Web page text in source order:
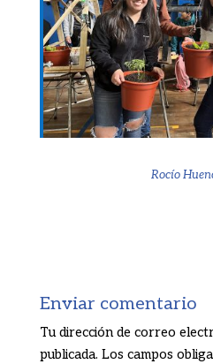
Rocío
Enviar comentario
Tu dirección de correo
publicada. Los campos